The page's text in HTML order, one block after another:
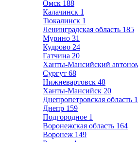
Омск 188
Калачинск 1
Тюкалинск 1
Ленинградская область 185
Мурино 31
Кудрово 24
Гатчина 20
Ханты-Мансийский
Сургут 68
Нижневартовск 48
Ханты-Мансийск 20
Днепропетровская область
Днепр 159
Подгородное 1
Воронежская область 164
Воронеж 149